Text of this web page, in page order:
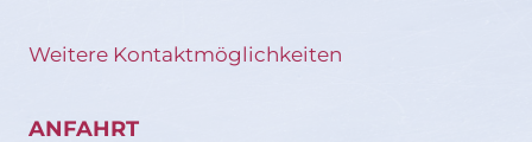
Weitere Kontaktmöglichkeiten
ANFAHRT